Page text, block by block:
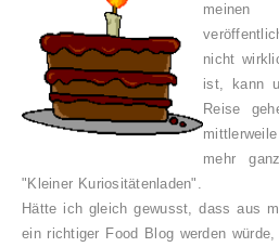
nicht
ist, kann
Reise
mehr
"Kleiner Kuriositätenladen".
Hätte ich gleich gewusst, dass aus
ein richtiger Food Blog werden